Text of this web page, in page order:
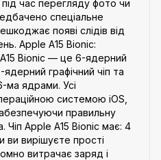
час перегляду фото чи
спеціальне
появі слідів від
Apple A15 Bionic:
Bionic — це 6-ядерний
графічний чіп та
ма ядрами. Усі
системою iOS,
правильну
Apple A15 Bionic має: 4
вирішуєте прості
витрачає заряд і